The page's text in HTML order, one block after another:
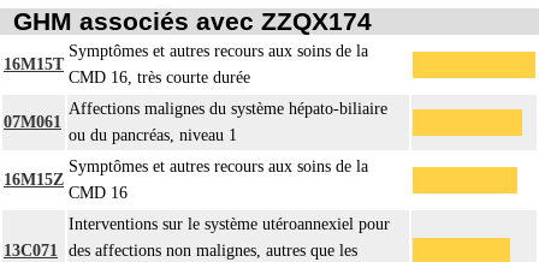
GHM associés avec ZZQX174
16M15T
Symptômes et autres recours aux soins de la
CMD 16, très courte durée
07M061
Affections malignes du système hépato-biliaire
ou du pancréas, niveau 1
16M15Z
Symptômes et autres recours aux soins de la
CMD 16
13C071
Interventions sur le système utéroannexiel pour
des affections non malignes, autres que les